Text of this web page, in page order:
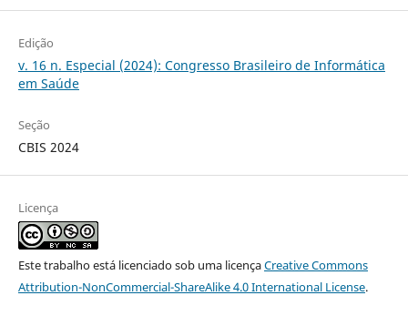
Edição
v. 16 n. Especial (2024): Congresso Brasileiro de Informática
em Saúde
Seção
CBIS 2024
Licença
Este trabalho está licenciado sob uma licençaCreative Commons
Attribution-NonCommercial-ShareAlike 4.0 International License.